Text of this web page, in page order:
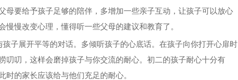
母要给予孩子足够的陪伴，多增加一些亲子互动，让孩子可以放心
慢慢改变心理，懂得听一些父母的建议和教育了。
子展开平等的对话。多倾听孩子的心底话。在孩子向你打开心扉时
叨叨，这样会磨掉孩子与你交流的耐心。初二的孩子耐心十分有
时的家长应该给与他们充足的耐心。